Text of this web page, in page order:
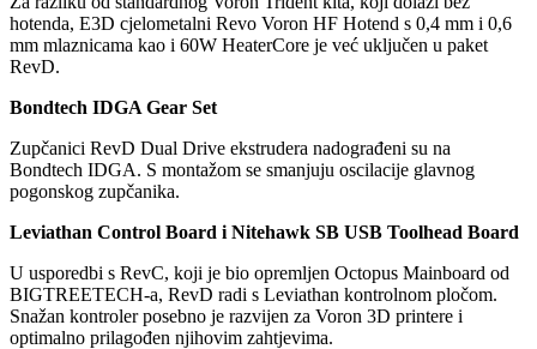
hotenda, E3D cjelometalni Revo Voron HF Hotend s 0,4 mm i 0,6
mm mlaznicama kao i 60W HeaterCore je već uključen u paket
RevD.
Bondtech IDGA Gear Set
Zupčanici RevD Dual Drive ekstrudera nadograđeni su na
Bondtech IDGA. S montažom se smanjuju oscilacije glavnog
pogonskog zupčanika.
Leviathan Control Board i Nitehawk SB USB Toolhead Board
U usporedbi s RevC, koji je bio opremljen Octopus Mainboard od
BIGTREETECH-a, RevD radi s Leviathan kontrolnom pločom.
Snažan kontroler posebno je razvijen za Voron 3D printere i
optimalno prilagođen njihovim zahtjevima.